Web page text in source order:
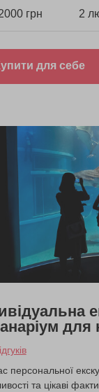
грн 2
для себе
для
персональної
та цікаві